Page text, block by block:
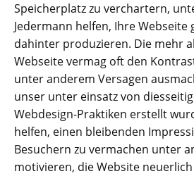
Speicherplatz zu verchartern,
Jedermann helfen, Ihre Webseite
dahinter produzieren. Die mehr
Webseite vermag oft den
unter anderem Versagen
unser unter einsatz von
Webdesign-Praktiken erstellt
helfen, einen bleibenden
Besuchern zu vermachen unter
motivieren, die Website